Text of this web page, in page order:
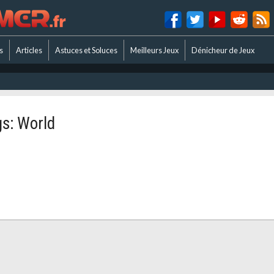
Articles Astuces et Soluces Meilleurs Jeux Dénicheur de Jeux
World